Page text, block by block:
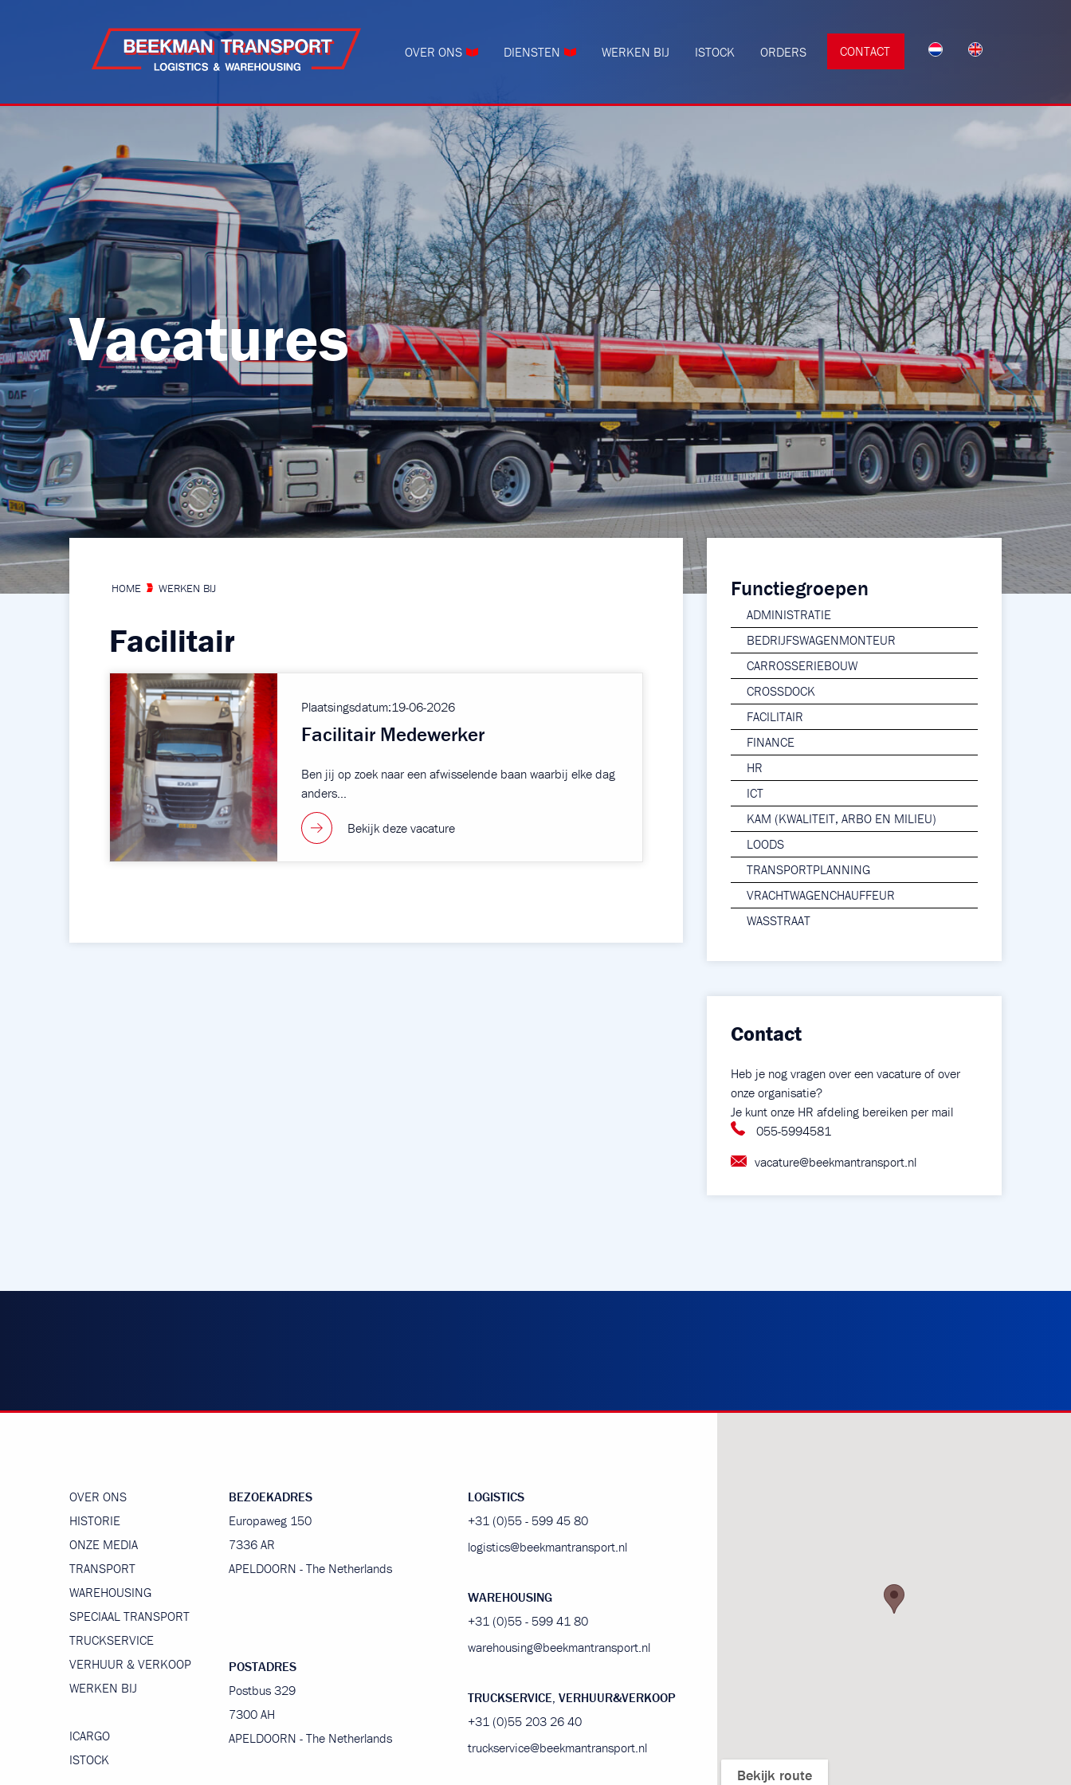
OVER ONS DIENSTEN WERKEN BIJ ISTOCK ORDERS CONTACT
Vacatures
HOME WERKEN BIJ
Facilitair
Plaatsingsdatum:19-06-2026
Facilitair Medewerker
Ben jij op zoek naar een afwisselende baan waarbij elke dag
anders…
Bekijk deze vacature
Functiegroepen
ADMINISTRATIE
BEDRIJFSWAGENMONTEUR
CARROSSERIEBOUW
CROSSDOCK
FACILITAIR
FINANCE
HR
ICT
KAM (KWALITEIT, ARBO EN MILIEU)
LOODS
TRANSPORTPLANNING
VRACHTWAGENCHAUFFEUR
WASSTRAAT
Contact
Heb je nog vragen over een vacature of over
onze organisatie?
Je kunt onze HR afdeling bereiken per mail
055-5994581
vacature@beekmantransport.nl
OVER ONS
HISTORIE
ONZE MEDIA
TRANSPORT
WAREHOUSING
SPECIAAL TRANSPORT
TRUCKSERVICE
VERHUUR & VERKOOP
WERKEN BIJ
ICARGO
ISTOCK
BEZOEKADRES
Europaweg 150
7336 AR
APELDOORN - The Netherlands
POSTADRES
Postbus 329
7300 AH
APELDOORN - The Netherlands
LOGISTICS
+31 (0)55 - 599 45 80
logistics@beekmantransport.nl
WAREHOUSING
+31 (0)55 - 599 41 80
warehousing@beekmantransport.nl
TRUCKSERVICE, VERHUUR&VERKOOP
+31 (0)55 203 26 40
truckservice@beekmantransport.nl
Bekijk route